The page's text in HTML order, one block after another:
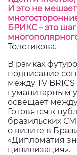
И это не
БРИКС – это
Толстикова.
В рамках
подписание
между TV
гуманитарным
освещает
Готовятся к
бразильских
о визите в
«Дипломатия
цивилизация».